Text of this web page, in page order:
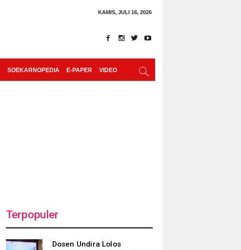
KAMIS, JULI 16, 2026
SOEKARNOPEDIA E-PAPER VIDEO
Terpopuler
Dosen Undira Lolos